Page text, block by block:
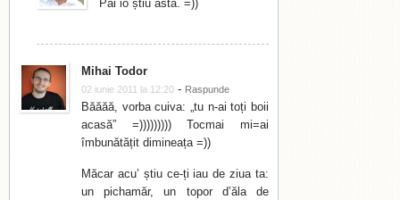
Păi io știu asta. =))
Mihai Todor
02 iunie 2011 la 12:20 - Raspunde
Băăăă, vorba cuiva: „tu n-ai toți boii
acasă” =))))))))) Tocmai mi=ai
îmbunătățit dimineața =))
Măcar acu’ știu ce-ți iau de ziua ta:
un pichamăr, un topor d’ăla de